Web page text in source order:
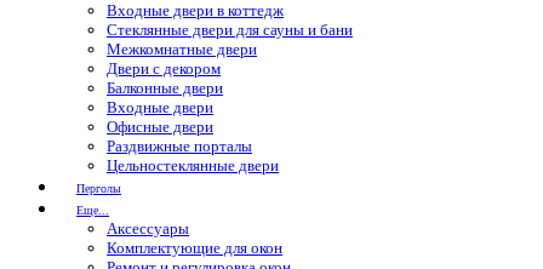
Входные двери в коттедж
Стеклянные двери для сауны и бани
Межкомнатные двери
Двери с декором
Балконные двери
Входные двери
Офисные двери
Раздвижные порталы
Цельностеклянные двери
Перголы
Еще...
Аксессуары
Комплектующие для окон